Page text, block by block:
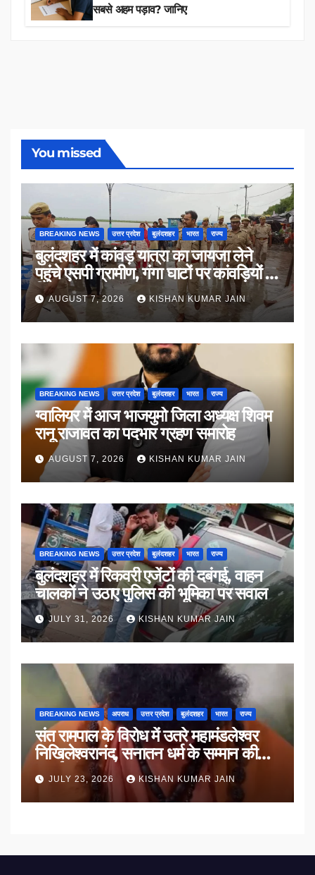
सबसे अहम पड़ाव? जानिए
You missed
BREAKING NEWS उत्तर प्रदेश बुलंदशहर भारत राज्य
बुलंदशहर में कांवड़ यात्रा का जायजा लेने
पहुंचे एसपी ग्रामीण, गंगा घाटों पर कांवड़ियों से
किया संवाद
AUGUST 7, 2026 KISHAN KUMAR JAIN
BREAKING NEWS उत्तर प्रदेश बुलंदशहर भारत राज्य
ग्वालियर में आज भाजयुमो जिला अध्यक्ष शिवम
रानू राजावत का पदभार ग्रहण समारोह
AUGUST 7, 2026 KISHAN KUMAR JAIN
BREAKING NEWS उत्तर प्रदेश बुलंदशहर भारत राज्य
बुलंदशहर में रिकवरी एजेंटों की दबंगई, वाहन
चालकों ने उठाए पुलिस की भूमिका पर सवाल
JULY 31, 2026 KISHAN KUMAR JAIN
BREAKING NEWS अपराध उत्तर प्रदेश बुलंदशहर भारत राज्य
संत रामपाल के विरोध में उतरे महामंडलेश्वर
निखिलेश्वरानंद, सनातन धर्म के सम्मान की
उठाई मांग
JULY 23, 2026 KISHAN KUMAR JAIN